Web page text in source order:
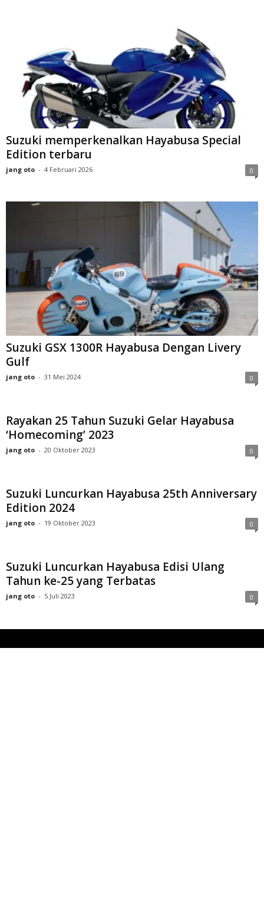
Suzuki memperkenalkan Hayabusa Special
Edition terbaru
jang oto - 4 Februari 2026 0
Suzuki GSX 1300R Hayabusa Dengan Livery
Gulf
jang oto - 31 Mei 2024 0
Rayakan 25 Tahun Suzuki Gelar Hayabusa
‘Homecoming’ 2023
jang oto - 20 Oktober 2023 0
Suzuki Luncurkan Hayabusa 25th Anniversary
Edition 2024
jang oto - 19 Oktober 2023 0
Suzuki Luncurkan Hayabusa Edisi Ulang
Tahun ke-25 yang Terbatas
jang oto - 5 Juli 2023 0